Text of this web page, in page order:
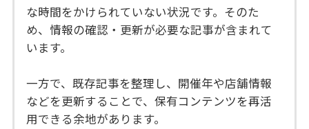
な時間をかけられていない状況です。そのた
め、情報の確認・更新が必要な記事が含まれて
います。
一方で、既存記事を整理し、開催年や店舗情報
などを更新することで、保有コンテンツを再活
用できる余地があります。